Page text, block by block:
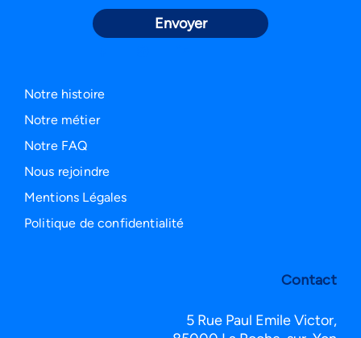
Notre histoire
Notre métier
Notre FAQ
Nous rejoindre
Mentions Légales
Politique de confidentialité
Contact
5 Rue Paul Emile Victor,